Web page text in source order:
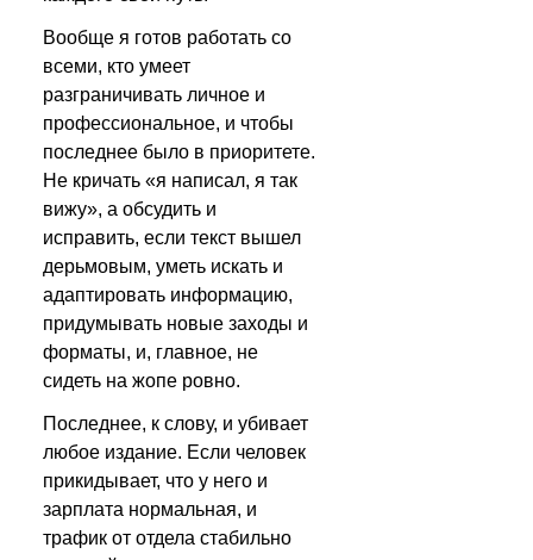
Вообще я готов работать со
всеми, кто умеет
разграничивать личное и
профессиональное, и чтобы
последнее было в приоритете.
Не кричать «я написал, я так
вижу», а обсудить и
исправить, если текст вышел
дерьмовым, уметь искать и
адаптировать информацию,
придумывать новые заходы и
форматы, и, главное, не
сидеть на жопе ровно.
Последнее, к слову, и убивает
любое издание. Если человек
прикидывает, что у него и
зарплата нормальная, и
трафик от отдела стабильно